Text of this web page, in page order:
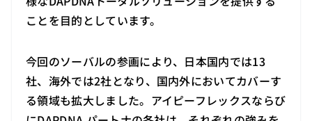
ことを目的としています。
今回のソーバルの参画により、日本国内では13
社、海外では2社となり、国内外においてカバーす
る領域も拡大しました。アイピーフレックスならび